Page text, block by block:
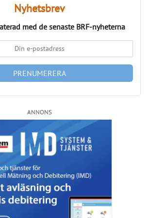
Nyhetsbrev
med de senaste BRF-nyheterna
PRENUMERERA
ANNONS